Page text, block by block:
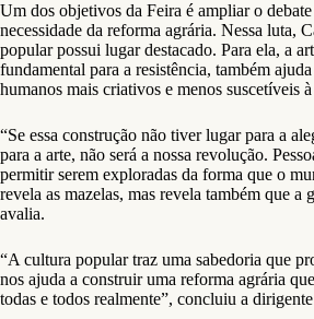
Um dos objetivos da Feira é ampliar o
necessidade da reforma agrária. Nessa luta,
popular possui lugar destacado. Para ela, a
fundamental para a resistência, também
humanos mais criativos e menos suscetíveis
“Se essa construção não tiver lugar para a
para a arte, não será a nossa revolução.
permitir serem exploradas da forma que o
revela as mazelas, mas revela também que a
avalia.
“A cultura popular traz uma sabedoria que
nos ajuda a construir uma reforma agrária
todas e todos realmente”, concluiu a